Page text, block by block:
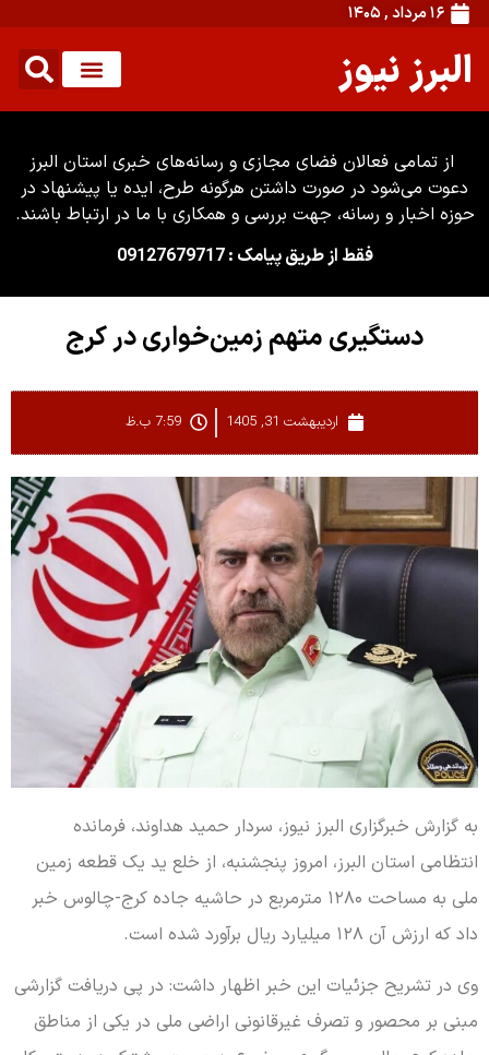
۱۶ مرداد , ۱۴۰۵
البرز نیوز
از تمامی فعالان فضای مجازی و رسانه‌های خبری استان البرز
دعوت می‌شود در صورت داشتن هرگونه طرح، ایده یا پیشنهاد در
حوزه اخبار و رسانه، جهت بررسی و همکاری با ما در ارتباط باشند.
فقط از طریق پیامک : 09127679717
دستگیری متهم زمین‌خواری در کرج
اردیبهشت 31, 1405 7:59 ب.ظ
به گزارش خبرگزاری البرز نیوز، سردار حمید هداوند، فرمانده
انتظامی استان البرز، امروز پنجشنبه، از خلع ید یک قطعه زمین
ملی به مساحت ۱۲۸۰ مترمربع در حاشیه جاده کرج-چالوس خبر
داد که ارزش آن ۱۲۸ میلیارد ریال برآورد شده است.
وی در تشریح جزئیات این خبر اظهار داشت: در پی دریافت گزارشی
مبنی بر محصور و تصرف غیرقانونی اراضی ملی در یکی از مناطق